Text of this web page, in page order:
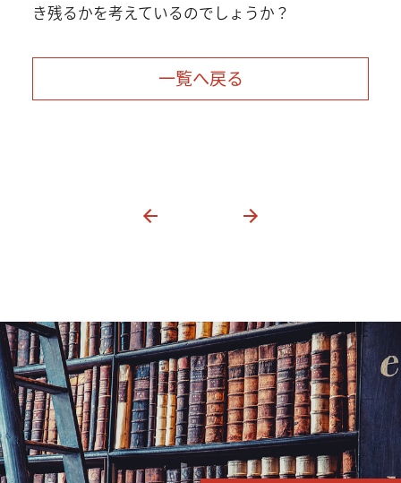
き残るかを考えているのでしょうか？
一覧へ戻る